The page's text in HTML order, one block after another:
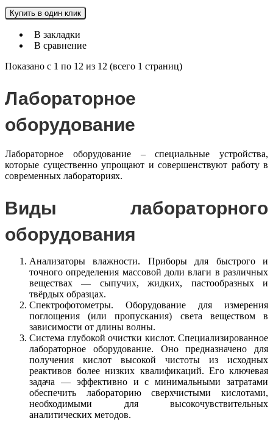
Купить в один клик
В закладки
В сравнение
Показано с 1 по 12 из 12 (всего 1 страниц)
Лабораторное
оборудование
Лабораторное оборудование – специальные устройства,
которые существенно упрощают и совершенствуют работу в
современных лабораториях.
Виды лабораторного
оборудования
Анализаторы влажности. Приборы для быстрого и
точного определения массовой доли влаги в различных
веществах — сыпучих, жидких, пастообразных и
твёрдых образцах.
Спектрофотометры. Оборудование для измерения
поглощения (или пропускания) света веществом в
зависимости от длины волны.
Система глубокой очистки кислот. Специализированное
лабораторное оборудование. Оно предназначено для
получения кислот высокой чистоты из исходных
реактивов более низких квалификаций. Его ключевая
задача — эффективно и с минимальными затратами
обеспечить лабораторию сверхчистыми кислотами,
необходимыми для высокочувствительных
аналитических методов.